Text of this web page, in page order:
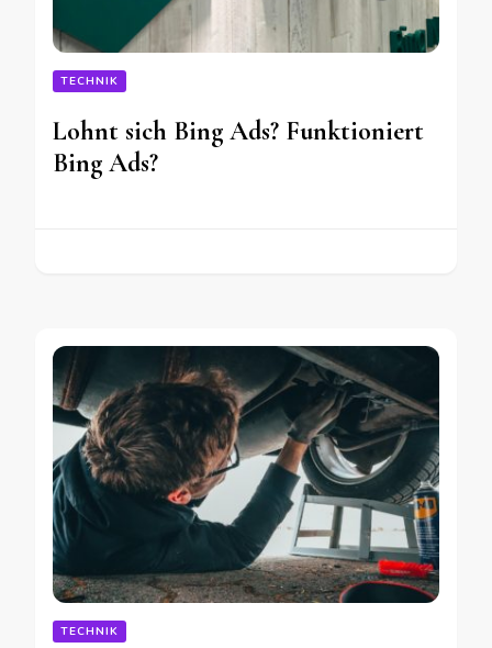
TECHNIK
Lohnt sich Bing Ads? Funktioniert
Bing Ads?
TECHNIK